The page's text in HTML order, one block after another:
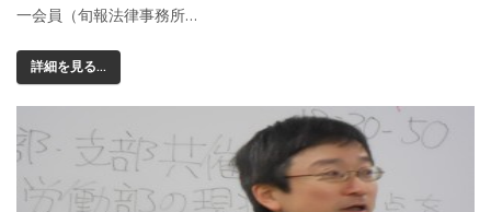
一会員（旬報法律事務所…
詳細を見る...